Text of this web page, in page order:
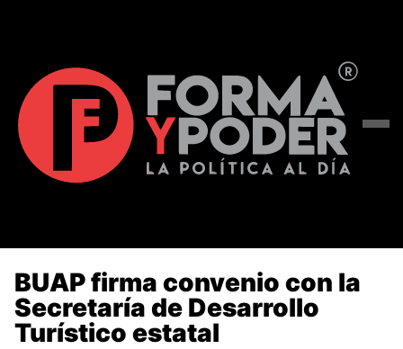
BUAP firma convenio con la
Secretaría de Desarrollo
Turístico estatal